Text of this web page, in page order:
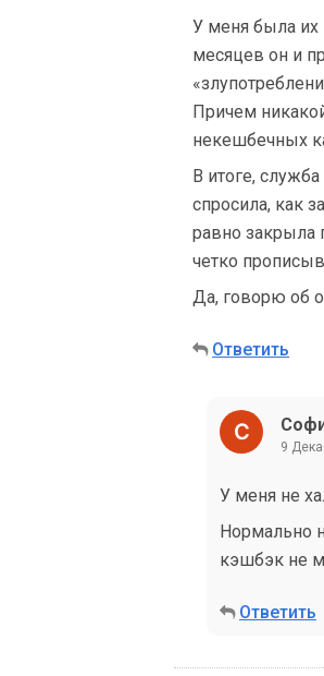
У меня была их
месяцев он и
Причем
некешбечных
В итоге,
спросила, как
равно закрыла
четко
Да, говорю об
Ответить
9
У меня не
Нормально
кэшбэк не
Ответить